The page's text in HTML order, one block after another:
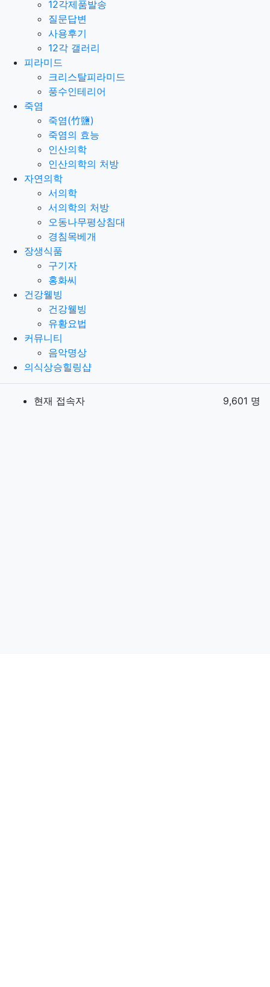
12각제품발송
질문답변
사용후기
12각 갤러리
피라미드
크리스탈피라미드
풍수인테리어
죽염
죽염(竹鹽)
죽염의 효능
인산의학
인산의학의 처방
자연의학
서의학
서의학의 처방
오동나무평상침대
경침목베개
장생식품
구기자
홍화씨
건강웰빙
건강웰빙
유황요법
커뮤니티
음악명상
의식상승힐링샵
현재 접속자 9,601 명